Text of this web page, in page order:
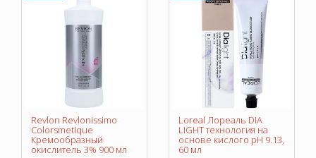
Revlon Revlonissimo
Colorsmetique
Кремообразный
окислитель 3% 900 мл
Loreal Лореаль DIA
LIGHT технология на
основе кислого pH 9.13,
60 мл